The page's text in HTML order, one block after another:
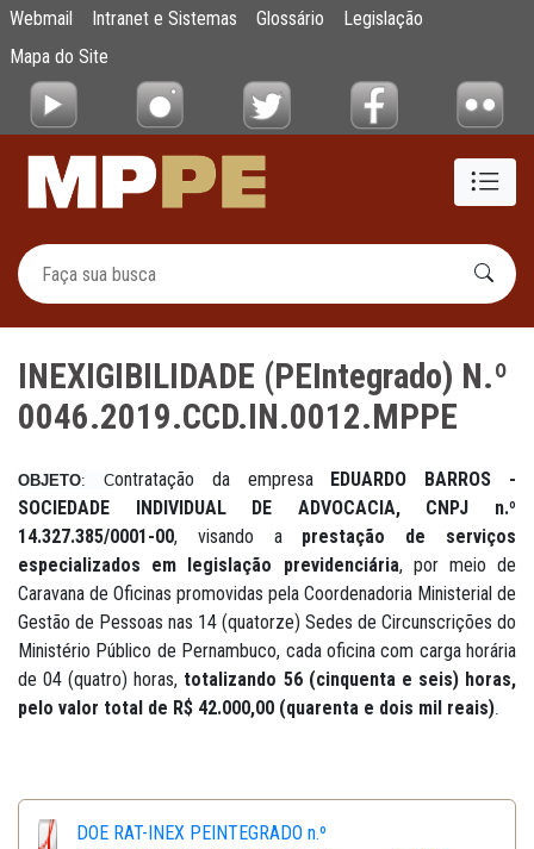
Pular para o Conteúdo principal
INEXIGIBILIDADE (PEIntegrado) N.º
Webmail Intranet e Sistemas Glossário
Legislação
Mapa do Site
INEXIGIBILIDADE (PEIntegrado) N.º
0046.2019.CCD.IN.0012.MPPE
OBJETO: Contratação da empresa
EDUARDO BARROS -
SOCIEDADE INDIVIDUAL DE ADVOCACIA, CNPJ n.º
14.327.385/0001-00, visando a prestação de serviços
especializados em legislação previdenciária, por meio de
Caravana de Oficinas promovidas pela Coordenadoria Ministerial de
Gestão de Pessoas nas 14 (quatorze) Sedes de Circunscrições do
Ministério Público de Pernambuco, cada oficina com carga horária
de 04 (quatro) horas, totalizando 56 (cinquenta e seis) horas,
pelo valor total de R$ 42.000,00 (quarenta e dois mil reais).
DOE RAT-INEX PEINTEGRADO n.º